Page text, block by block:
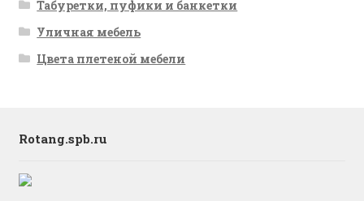
Табуретки, пуфики и банкетки
Уличная мебель
Цвета плетеной мебели
Rotang.spb.ru